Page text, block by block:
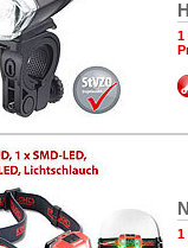
1
1